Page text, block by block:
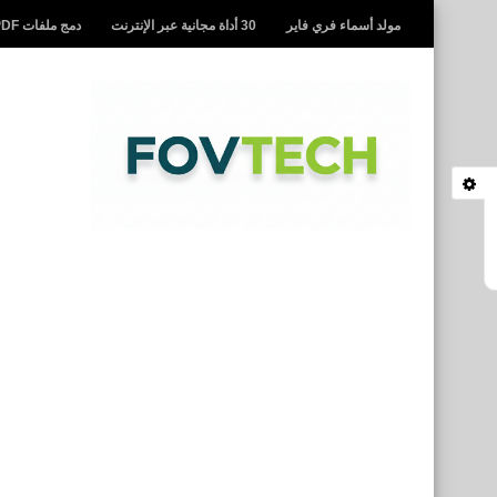
مولد أسماء فري فاير 30 أداة مجانية عبر الإنترنت دمج ملفات PDF